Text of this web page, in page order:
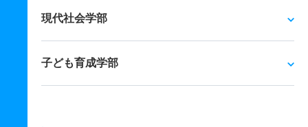
現代社会学部
子ども育成学部